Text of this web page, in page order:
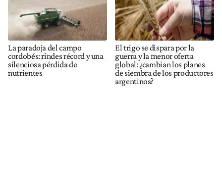
La paradoja del campo
cordobés: rindes récord y una
silenciosa pérdida de
nutrientes
El trigo se dispara por la
guerra y la menor oferta
global: ¿cambian los planes
de siembra de los productores
argentinos?